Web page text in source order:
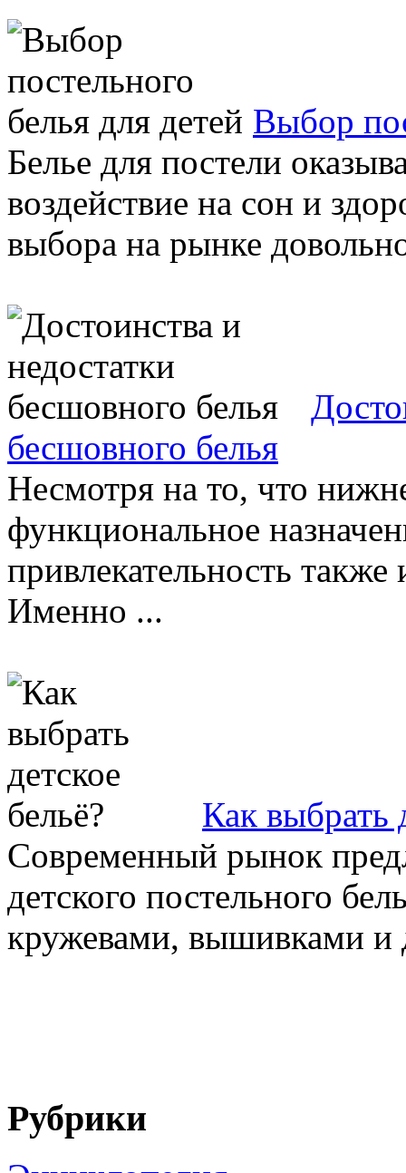
Выбор
Белье для постели
воздействие на сон и
выбора на рынке
бесшовного белья
Несмотря на то, что
функциональное
привлекательность
Именно ...
Как выбрать
Современный рынок
детского постельного
кружевами, вышивками и
Рубрики